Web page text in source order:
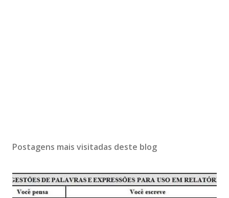
Postagens mais visitadas deste blog